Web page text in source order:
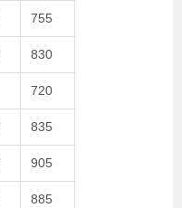
755
830
720
835
905
885